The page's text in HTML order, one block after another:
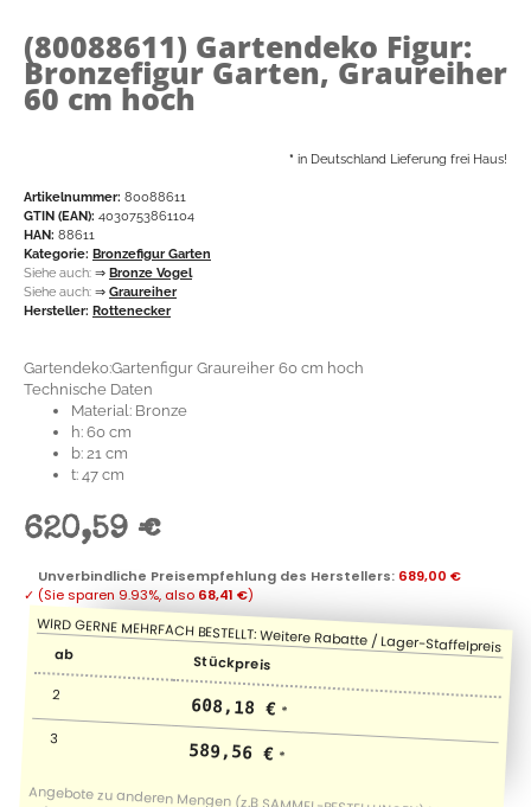
(80088611) Gartendeko Figur:
Bronzefigur Garten, Graureiher
60 cm hoch
* in Deutschland Lieferung frei Haus!
Artikelnummer: 80088611
GTIN (EAN): 4030753861104
HAN: 88611
Kategorie: Bronzefigur Garten
Siehe auch: ⇒ Bronze Vogel
Siehe auch: ⇒ Graureiher
Hersteller: Rottenecker
Gartendeko:Gartenfigur Graureiher 60 cm hoch
Technische Daten
Material: Bronze
h: 60 cm
b: 21 cm
t: 47 cm
620,59 €
Unverbindliche Preisempfehlung des Herstellers: 689,00 €
✓ (Sie sparen 9.93%, also 68,41 €)
ab Stückpreis
2 608,18 € *
3 589,56 € *